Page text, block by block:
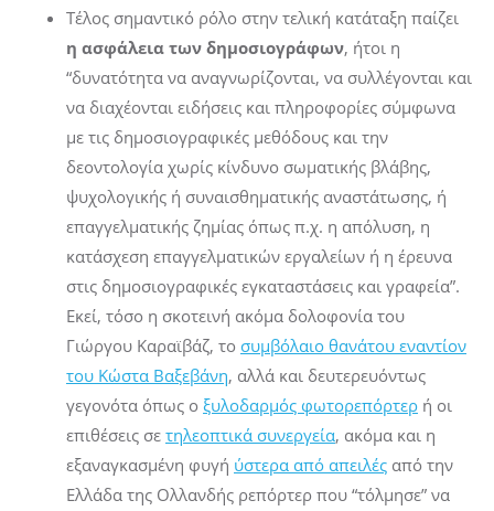
Τέλος σημαντικό ρόλο στην τελική κατάταξη παίζει
η ασφάλεια των δημοσιογράφων, ήτοι η
“δυνατότητα να αναγνωρίζονται, να συλλέγονται και
να διαχέονται ειδήσεις και πληροφορίες σύμφωνα
με τις δημοσιογραφικές μεθόδους και την
δεοντολογία χωρίς κίνδυνο σωματικής βλάβης,
ψυχολογικής ή συναισθηματικής αναστάτωσης, ή
επαγγελματικής ζημίας όπως π.χ. η απόλυση, η
κατάσχεση επαγγελματικών εργαλείων ή η έρευνα
στις δημοσιογραφικές εγκαταστάσεις και γραφεία”.
Εκεί, τόσο η σκοτεινή ακόμα δολοφονία του
Γιώργου Καραϊβάζ, το συμβόλαιο θανάτου εναντίον
του Κώστα Βαξεβάνη, αλλά και δευτερευόντως
γεγονότα όπως ο ξυλοδαρμός φωτορεπόρτερ ή οι
επιθέσεις σε τηλεοπτικά συνεργεία, ακόμα και η
εξαναγκασμένη φυγή ύστερα από απειλές από την
Ελλάδα της Ολλανδής ρεπόρτερ που “τόλμησε” να